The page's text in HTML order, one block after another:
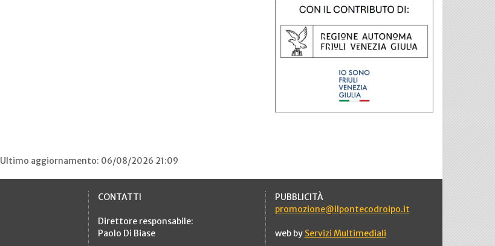
Ultimo aggiornamento: 06/08/2026 21:09
CONTATTI
Direttore responsabile:
Paolo Di Biase
PUBBLICITÀ
promozione@ilpontecodroipo.it
web by Servizi Multimediali